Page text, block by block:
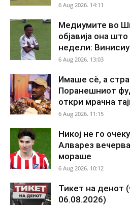
6 Aug 2026. 14:11
Медиумите во
објавија она
недели:
6 Aug 2026. 13:03
Имаше сè, а
Поранешниот
откри мрачна
6 Aug 2026. 11:15
Никој не го
Алварез
мораше
6 Aug 2026. 10:12
Тикет на денот
06.08.2026)